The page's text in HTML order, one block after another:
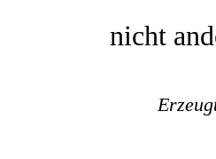
nicht